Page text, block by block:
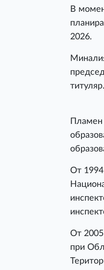
В
2026.
титуляр.
Пламен
От 1994
От 2005
при